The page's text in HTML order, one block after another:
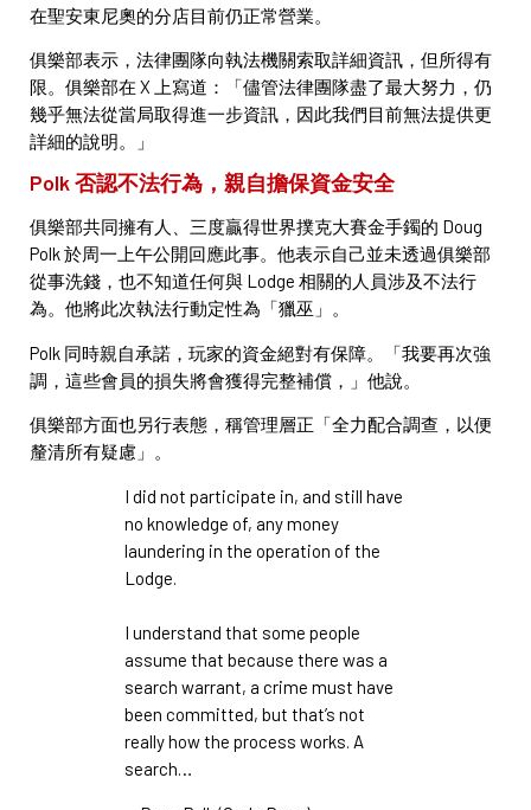
在聖安東尼奧的分店目前仍正常營業。
俱樂部表示，法律團隊向執法機關索取詳細資訊，但所得有
限。俱樂部在 X 上寫道：「儘管法律團隊盡了最大努力，仍
幾乎無法從當局取得進一步資訊，因此我們目前無法提供更
詳細的說明。」
Polk 否認不法行為，親自擔保資金安全
俱樂部共同擁有人、三度贏得世界撲克大賽金手鐲的 Doug
Polk 於周一上午公開回應此事。他表示自己並未透過俱樂部
從事洗錢，也不知道任何與 Lodge 相關的人員涉及不法行
為。他將此次執法行動定性為「獵巫」。
Polk 同時親自承諾，玩家的資金絕對有保障。「我要再次強
調，這些會員的損失將會獲得完整補償，」他說。
俱樂部方面也另行表態，稱管理層正「全力配合調查，以便
釐清所有疑慮」。
I did not participate in, and still have
no knowledge of, any money
laundering in the operation of the
Lodge.
I understand that some people
assume that because there was a
search warrant, a crime must have
been committed, but that’s not
really how the process works. A
search…